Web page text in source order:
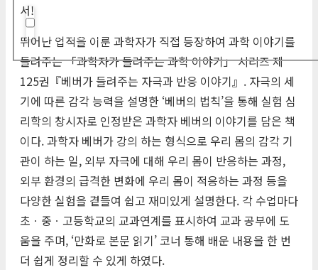
Hidden label
서!
뛰어난 업적을 이룬 과학자가 직접 등장하여 과학 이야기를
들려주는 「과학자가 들려주는 과학 이야기」 시리즈 제
125권『베버가 들려주는 자극과 반응 이야기』. 자극의 세
기에 따른 감각 능력을 설명한 ‘베버의 법칙’을 통해 실험 심
리학의 창시자로 인정받은 과학자 베버의 이야기를 담은 책
이다. 과학자 베버가 강의 하는 형식으로 우리 몸의 감각 기
관이 하는 일, 외부 자극에 대해 우리 몸이 반응하는 과정,
외부 환경의 급격한 변화에 우리 몸이 적응하는 과정 등을
다양한 실험을 곁들여 쉽고 재미있게 설명한다. 각 수업마다
초ㆍ중ㆍ고등학교의 교과연계를 표시하여 교과 공부에 도
움을 주며, ‘만화로 본문 읽기’ 코너 통해 배운 내용을 한 번
더 쉽게 정리할 수 있게 하였다.